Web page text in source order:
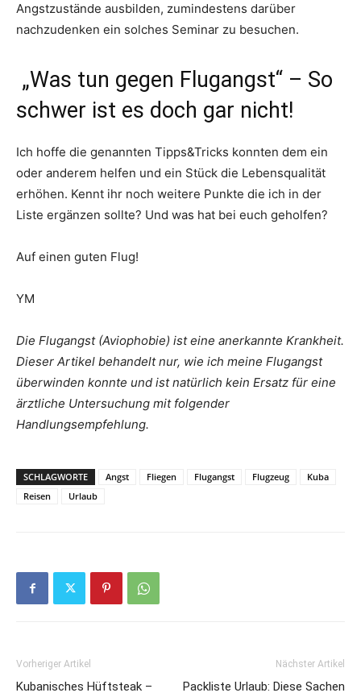
Angstzustände ausbilden, zumindestens darüber
nachzudenken ein solches Seminar zu besuchen.
„Was tun gegen Flugangst“ – So
schwer ist es doch gar nicht!
Ich hoffe die genannten Tipps&Tricks konnten dem ein
oder anderem helfen und ein Stück die Lebensqualität
erhöhen. Kennt ihr noch weitere Punkte die ich in der
Liste ergänzen sollte? Und was hat bei euch geholfen?
Auf einen guten Flug!
YM
Die Flugangst (Aviophobie) ist eine anerkannte Krankheit.
Dieser Artikel behandelt nur, wie ich meine Flugangst
überwinden konnte und ist natürlich kein Ersatz für eine
ärztliche Untersuchung mit folgender
Handlungsempfehlung.
SCHLAGWORTE Angst Fliegen Flugangst Flugzeug
Kuba
Reisen
Urlaub
Vorheriger Artikel
Kubanisches Hüftsteak –
Nächster Artikel
Packliste Urlaub: Diese Sachen